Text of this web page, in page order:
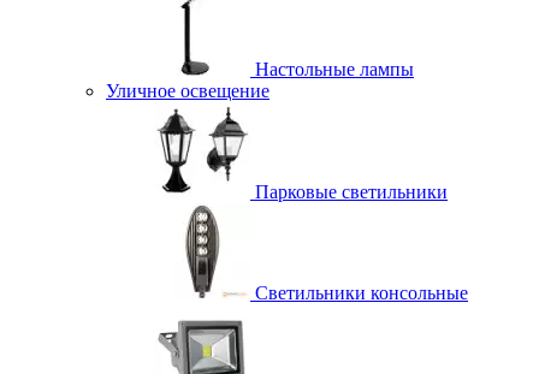
Настольные лампы
Уличное освещение
Парковые светильники
Светильники консольные